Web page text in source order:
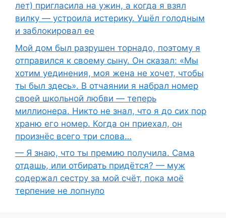
лет) пригласила на ужин, а когда я взял
вилку — устроила истерику. Ушёл голодным
и заблокировал ее
Мой дом был разрушен торнадо, поэтому я
отправился к своему сыну. Он сказал: «Мы
хотим уединения, моя жена не хочет, чтобы
ты был здесь». В отчаянии я набрал номер
своей школьной любви — теперь
миллионера. Никто не знал, что я до сих пор
храню его номер. Когда он приехал, он
произнёс всего три слова…
— Я знаю, что ты премию получила. Сама
отдашь, или отбирать придётся? — муж
содержал сестру за мой счёт, пока моё
терпение не лопнуло